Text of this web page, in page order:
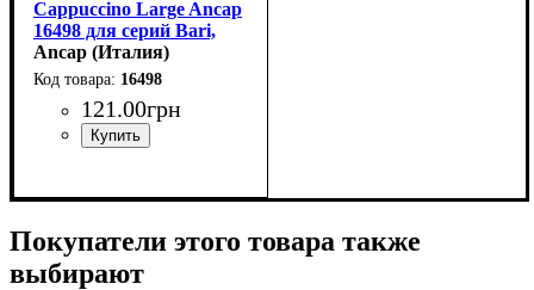
Сappuccino Large Ancap
16498 для серий Bari,
Torino, Verona, Palermo
Ancap (Италия)
16498
121.00грн
Покупатели этого товара также
выбирают